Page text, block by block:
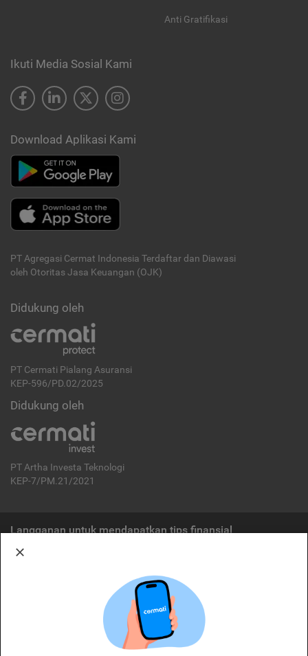
Anti Gratifikasi
Ikuti Media Sosial Kami
Download Aplikasi Kami
PT Agregasi Cermat Indonesia Terdaftar dan Diawasi
oleh Otoritas Jasa Keuangan (OJK)
Didukung oleh
PT Cermati Pialang Asuransi
KEP-596/PD.02/2025
Didukung oleh
PT Artha Investa Teknologi
KEP-7/PM.21/2021
Langganan untuk mendapatkan tips finansial
Cermati merupakan penyelenggara agregasi jasa keuangan yang terdaftar di
OJK. Oleh karena itu, produk dan/atau layanan jasa keuangan yang
ditawarkan bukan merupakan produk dan/atau layanan jasa keuangan yang
diterbitkan oleh Cermati dan Cermati tidak bertanggung jawab atas tuntutan